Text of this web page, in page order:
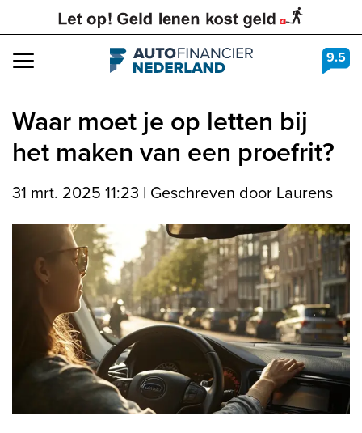
Navigation 9.5
Waar moet je op letten bij
het maken van een proefrit?
31 mrt. 2025 11:23 | Geschreven door Laurens